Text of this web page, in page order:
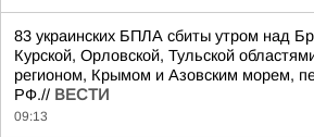
83 украинских БПЛА сбиты утром над
Курской, Орловской, Тульской
регионом, Крымом и Азовским морем,
РФ.// ВЕСТИ
09:13